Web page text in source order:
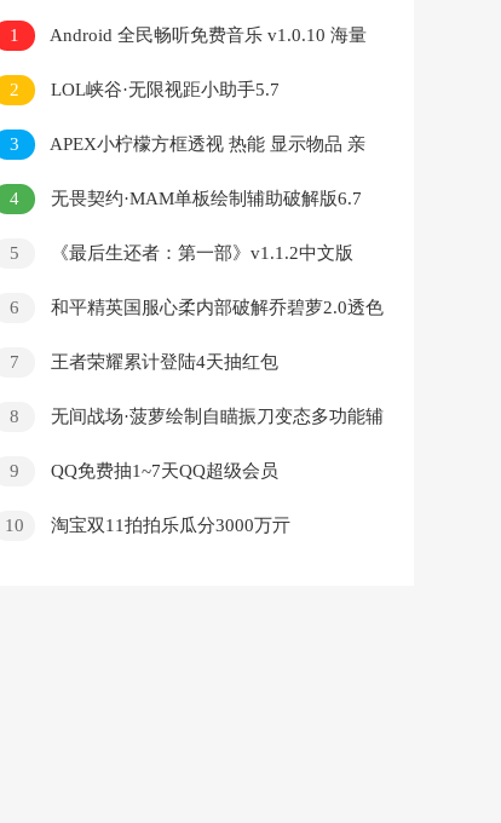
1
Android 全民畅听免费音乐 v1.0.10 海量
音乐免费听
2
LOL峡谷·无限视距小助手5.7
3
APEX小柠檬方框透视 热能 显示物品 亲
测稳定
4
无畏契约·MAM单板绘制辅助破解版6.7
5 《最后生还者：第一部》v1.1.2中文版
6
和平精英国服心柔内部破解乔碧萝2.0透色
7
王者荣耀累计登陆4天抽红包
8
无间战场·菠萝绘制自瞄振刀变态多功能辅
9
QQ免费抽1~7天QQ超级会员
10 淘宝双11拍拍乐瓜分3000万亓